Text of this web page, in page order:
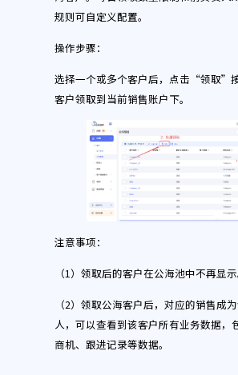
规则可自定义配置。
操作步骤：
选择一个或多个客户后，点击“领取”
客户领取到当前销售账户下。
注意事项：
（1）领取后的客户在公海池中不再显示
（2）领取公海客户后，对应的销售成
人，可以查看到该客户所有业务数据，
商机、跟进记录等数据。